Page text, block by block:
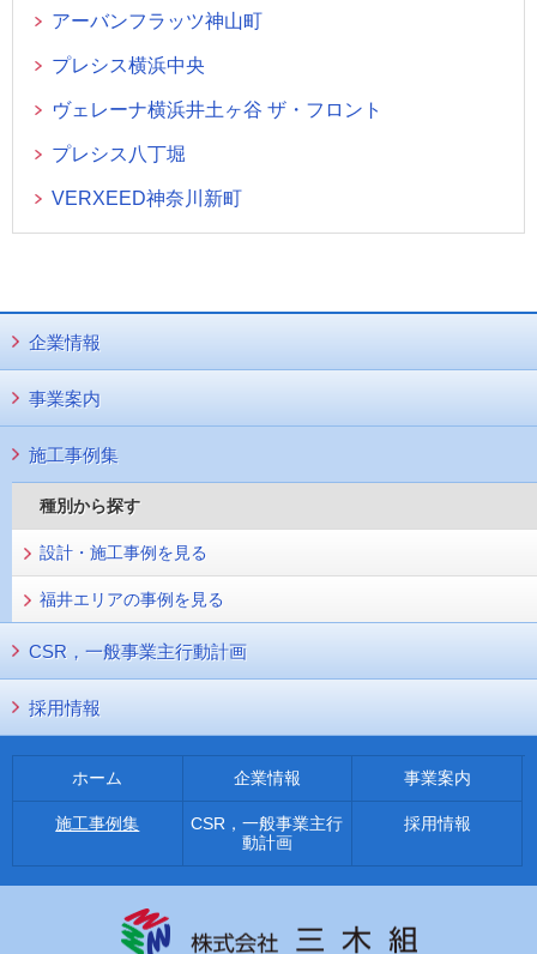
アーバンフラッツ神山町
プレシス横浜中央
ヴェレーナ横浜井土ヶ谷 ザ・フロント
プレシス八丁堀
VERXEED神奈川新町
企業情報
事業案内
施工事例集
種別から探す
設計・施工事例を見る
福井エリアの事例を見る
CSR，一般事業主行動計画
採用情報
ホーム 企業情報 事業案内
施工事例集
CSR，一般事業主行
動計画
採用情報